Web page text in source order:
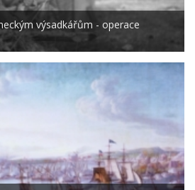
výsadkářům - operace